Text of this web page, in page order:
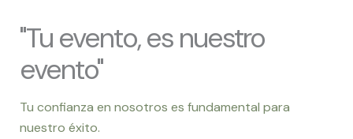
"Tu evento, es nuestro
evento"
Tu confianza en nosotros es fundamental para
nuestro éxito.